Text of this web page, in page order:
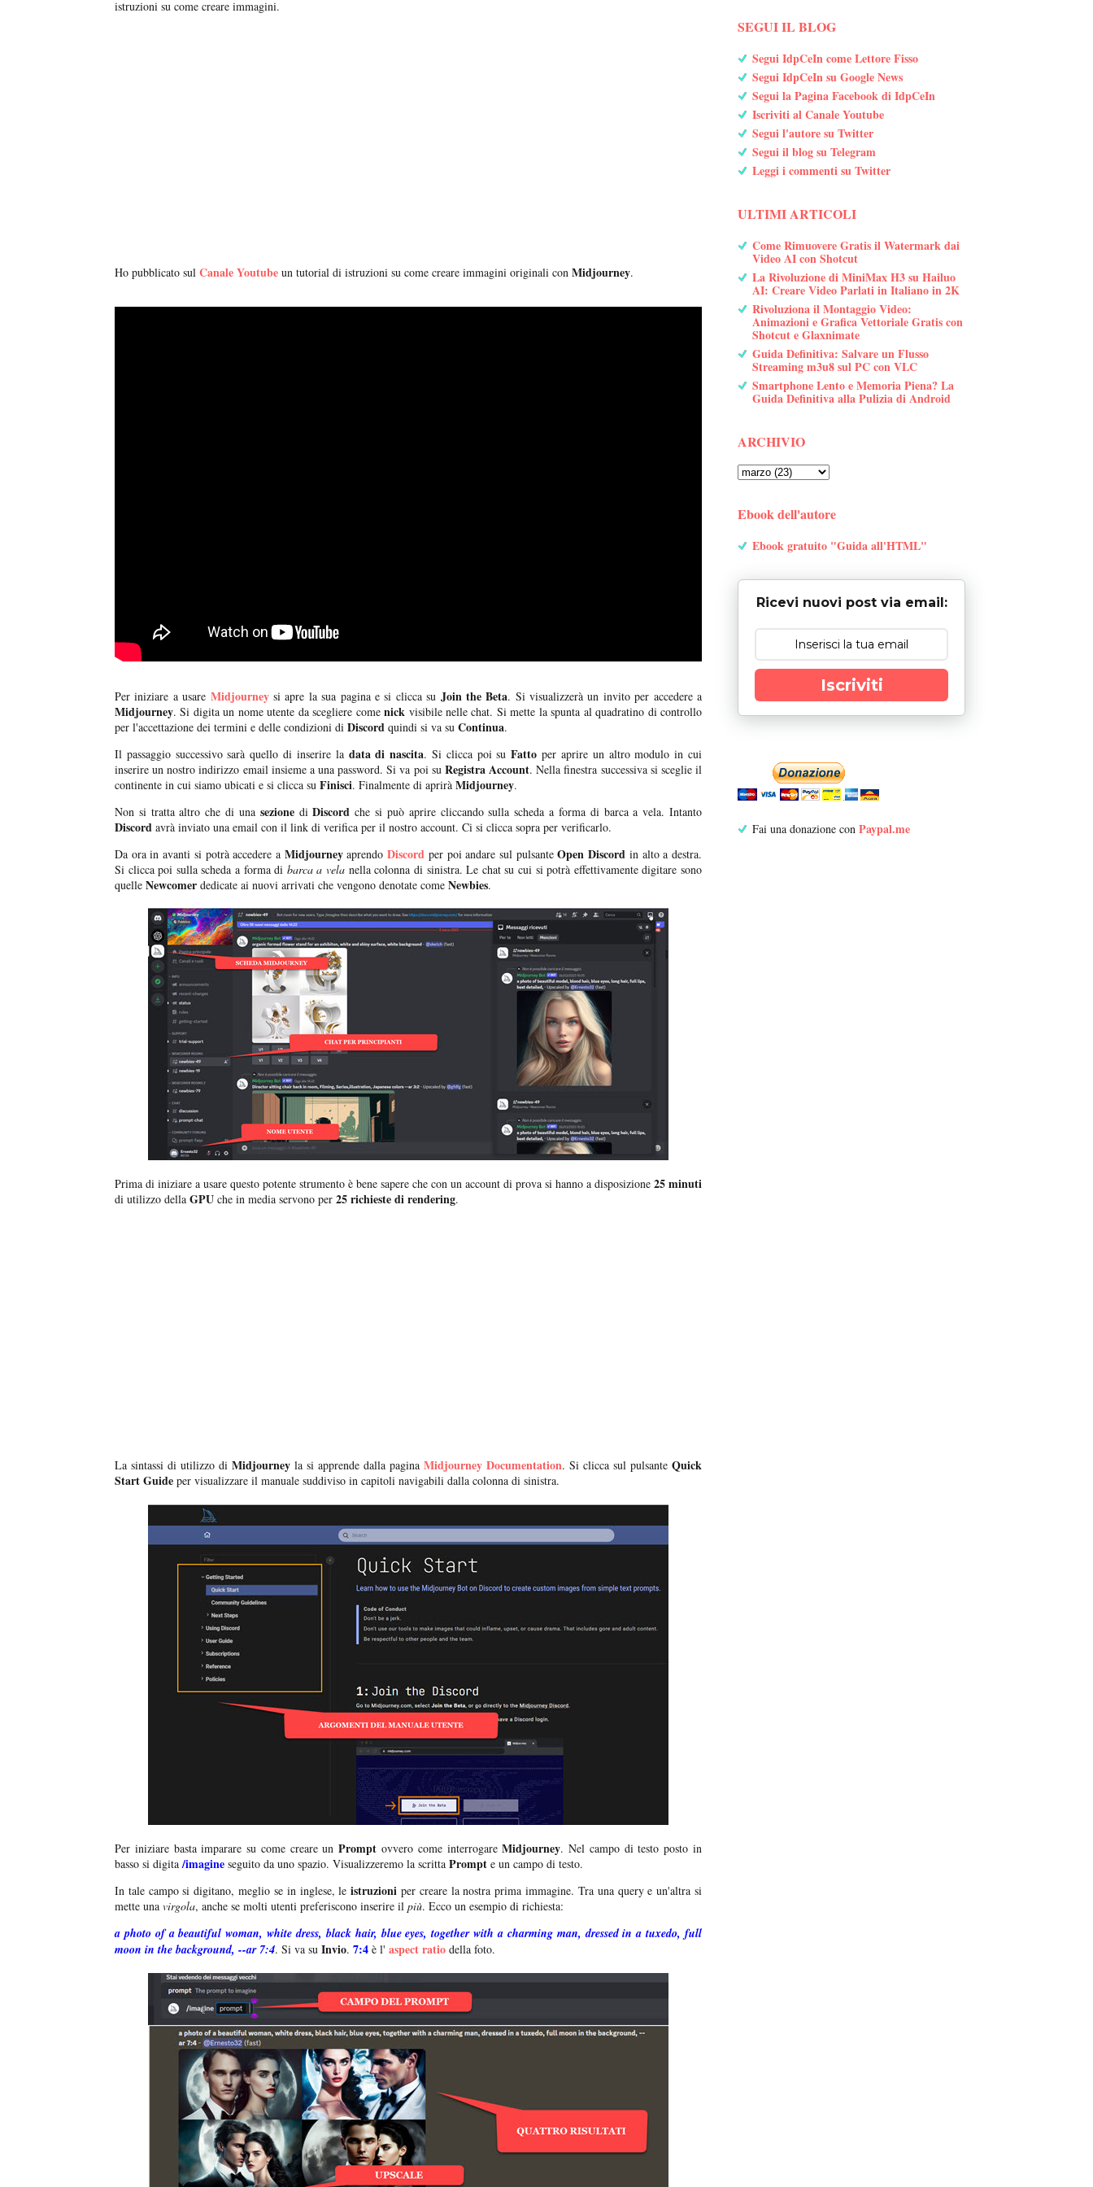
istruzioni su come creare immagini.
Ho pubblicato sul Canale Youtube un tutorial di istruzioni su come creare immagini originali con Midjourney.
Per iniziare a usare Midjourneysi apre la sua pagina e si clicca su Join the Beta. Si visualizzerà un invito per accedere a
Midjourney. Si digita un nome utente da scegliere comenick visibile nelle chat. Si mette la spunta al quadratino di controllo
per l'accettazione dei termini e delle condizioni di Discord quindi si va su Continua.
Il passaggio successivo sarà quello di inserire la data di nascita. Si clicca poi suFatto per aprire un altro modulo in cui
inserire un nostro indirizzo email insieme a una password. Si va poi su Registra Account. Nella finestra successiva si sceglie il
continente in cui siamo ubicati e si clicca su Finisci. Finalmente di aprirà Midjourney.
Non si tratta altro che di una sezionediDiscord che si può aprire cliccando sulla scheda a forma di barca a vela. Intanto
Discord avrà inviato una email con il link di verifica per il nostro account. Ci si clicca sopra per verificarlo.
Da ora in avanti si potrà accedere a Midjourneyaprendo Discord per poi andare sul pulsanteOpen Discord in alto a destra.
Si clicca poi sulla scheda a forma di barca a vela nella colonna di sinistra. Le chat su cui si potrà effettivamente digitare sono
quelle Newcomer dedicate ai nuovi arrivati che vengono denotate come Newbies.
Prima di iniziare a usare questo potente strumento è bene sapere che con un account di prova si hanno a disposizione 25 minuti
di utilizzo della GPU che in media servono per 25 richieste di rendering.
La sintassi di utilizzo di Midjourney la si apprende dalla pagina Midjourney Documentation. Si clicca sul pulsante Quick
Start Guide per visualizzare il manuale suddiviso in capitoli navigabili dalla colonna di sinistra.
Per iniziare basta imparare su come creare un Prompt ovvero come interrogareMidjourney. Nel campo di testo posto in
basso si digita/imagine seguito da uno spazio. Visualizzeremo la scritta Prompt e un campo di testo.
In tale campo si digitano, meglio se in inglese, le istruzioni per creare la nostra prima immagine. Tra una query e un'altra si
mette una virgola, anche se molti utenti preferiscono inserire il più. Ecco un esempio di richiesta:
a photo of a beautiful woman, white dress, black hair, blue eyes, together with a charming man, dressed in a tuxedo, full
moon in the background, --ar 7:4. Si va su Invio. 7:4 è l' aspect ratio della foto.
SEGUI IL BLOG
Segui IdpCeIn come Lettore Fisso
Segui IdpCeIn su Google News
Segui la Pagina Facebook di IdpCeIn
Iscriviti al Canale Youtube
Segui l'autore su Twitter
Segui il blog su Telegram
Leggi i commenti su Twitter
ULTIMI ARTICOLI
Come Rimuovere Gratis il Watermark dai
Video AI con Shotcut
La Rivoluzione di MiniMax H3 su Hailuo
AI: Creare Video Parlati in Italiano in 2K
Rivoluziona il Montaggio Video:
Animazioni e Grafica Vettoriale Gratis con
Shotcut e Glaxnimate
Guida Definitiva: Salvare un Flusso
Streaming m3u8 sul PC con VLC
Smartphone Lento e Memoria Piena? La
Guida Definitiva alla Pulizia di Android
ARCHIVIO
Ebook dell'autore
Ebook gratuito "Guida all'HTML"
Ricevi nuovi post via email:
Iscriviti
Fai una donazione con Paypal.me